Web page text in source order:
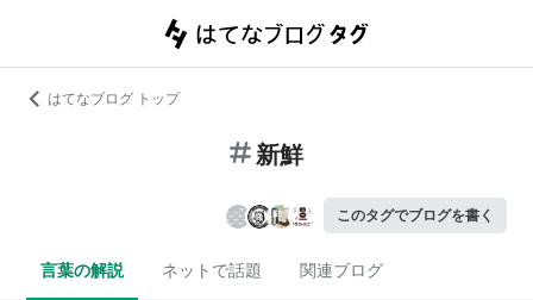
はてなブログ トップ
新鮮
このタグでブログを書く
言葉の解説 ネットで話題 関連ブログ